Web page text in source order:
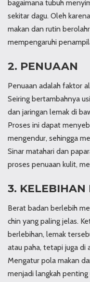
bagaimana tubuh
sekitar dagu. Oleh
makan dan rutin
mempengaruhi
2. PENUAAN
Penuaan adalah faktor
Seiring bertambahnya
dan jaringan lemak di
Proses ini dapat
mengendur, sehingga
Sinar matahari dan
proses penuaan kulit,
3. KELEBIHAN
Berat badan berlebih
chin yang paling jelas.
berlebihan, lemak
atau paha, tetapi juga di
Mengatur pola makan
menjadi langkah